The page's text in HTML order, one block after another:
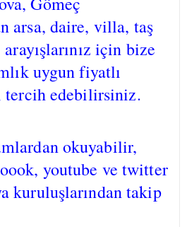
arsa, daire, villa, taş
için bize
uygun fiyatlı
edebilirsiniz.
okuyabilir,
youtube ve twitter
kuruluşlarından takip